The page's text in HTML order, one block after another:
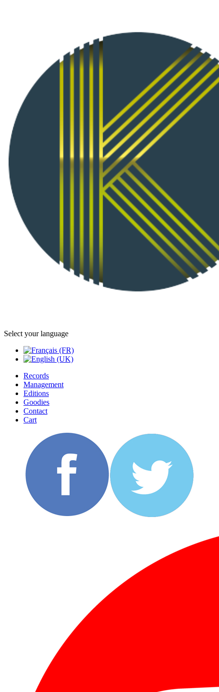
Select your language
Records
Management
Editions
Goodies
Contact
Cart